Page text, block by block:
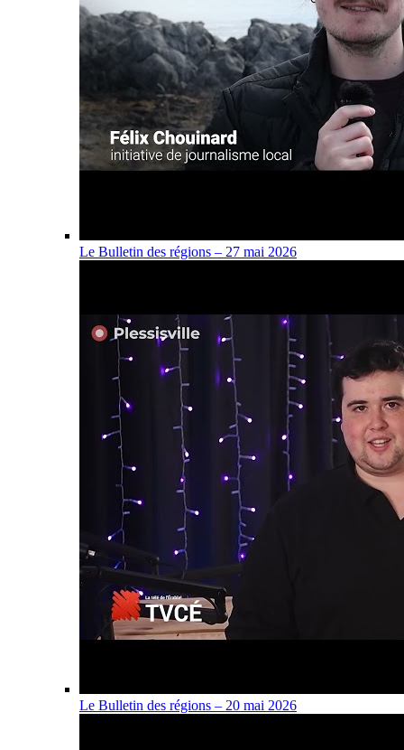
Le Bulletin des régions – 27 mai 2026
Le Bulletin des régions – 20 mai 2026